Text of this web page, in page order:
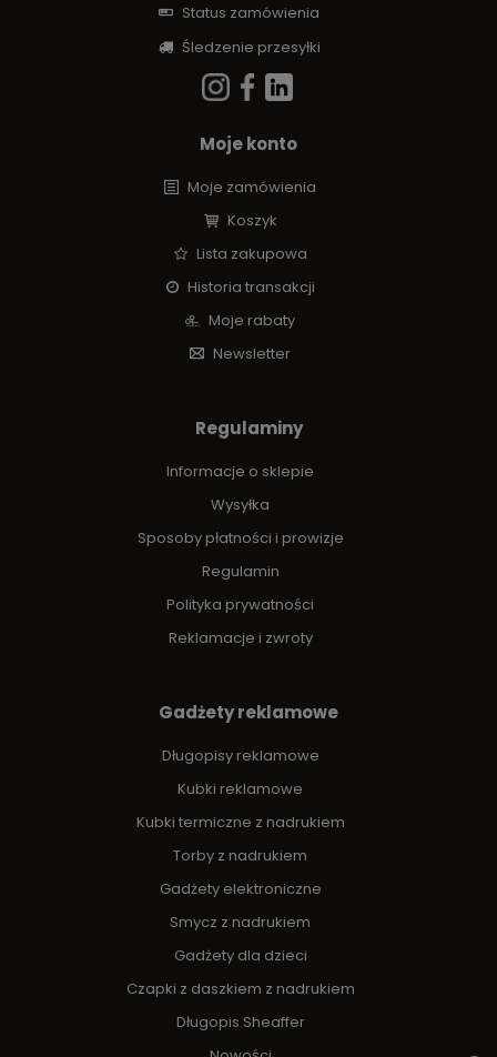
Status zamówienia
Śledzenie przesyłki
Moje konto
Moje zamówienia
Koszyk
Lista zakupowa
Historia transakcji
Moje rabaty
Newsletter
Regulaminy
Informacje o sklepie
Wysyłka
Sposoby płatności i prowizje
Regulamin
Polityka prywatności
Reklamacje i zwroty
Gadżety reklamowe
Długopisy reklamowe
Kubki reklamowe
Kubki termiczne z nadrukiem
Torby z nadrukiem
Gadżety elektroniczne
Smycz z nadrukiem
Gadżety dla dzieci
Czapki z daszkiem z nadrukiem
Długopis Sheaffer